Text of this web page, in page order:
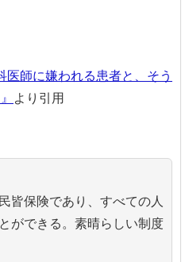
師に嫌われる患者と、そう
より引用
皆保険であり、すべての人
ができる。素晴らしい制度